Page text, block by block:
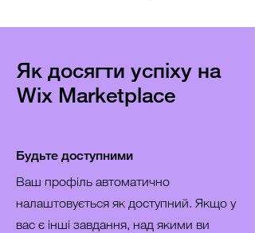
Як досягти успіху на
Wix Marketplace
Будьте доступними
Ваш профіль автоматично
налаштовується як доступний. Якщо у
вас є інші завдання, над якими ви